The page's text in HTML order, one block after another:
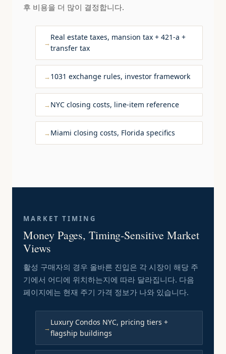
후 비용을 더 많이 결정합니다.
Real estate taxes, mansion tax + 421-a +
transfer tax
1031 exchange rules, investor framework
NYC closing costs, line-item reference
Miami closing costs, Florida specifics
MARKET TIMING
Money Pages, Timing-Sensitive Market
Views
활성 구매자의 경우 올바른 진입은 각 시장이 해당 주
기에서 어디에 위치하는지에 따라 달라집니다. 다음
페이지에는 현재 주기 가격 정보가 나와 있습니다.
Luxury Condos NYC, pricing tiers +
flagship buildings